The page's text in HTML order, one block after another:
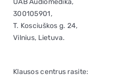
300105901,
T. Kosciuškos g. 24,
Vilnius, Lietuva.
Klausos centrus rasite: